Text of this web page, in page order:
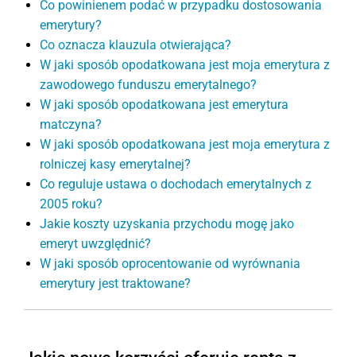
Co powinienem podać w przypadku dostosowania
emerytury?
Co oznacza klauzula otwierająca?
W jaki sposób opodatkowana jest moja emerytura z
zawodowego funduszu emerytalnego?
W jaki sposób opodatkowana jest emerytura
matczyna?
W jaki sposób opodatkowana jest moja emerytura z
rolniczej kasy emerytalnej?
Co reguluje ustawa o dochodach emerytalnych z
2005 roku?
Jakie koszty uzyskania przychodu mogę jako
emeryt uwzględnić?
W jaki sposób oprocentowanie od wyrównania
emerytury jest traktowane?